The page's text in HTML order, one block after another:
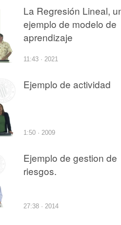
La Regresión Lineal,
ejemplo de modelo de
aprendizaje
11:43 · 2021
Ejemplo de actividad
1:50 · 2009
Ejemplo de gestion de
riesgos.
27:38 · 2014